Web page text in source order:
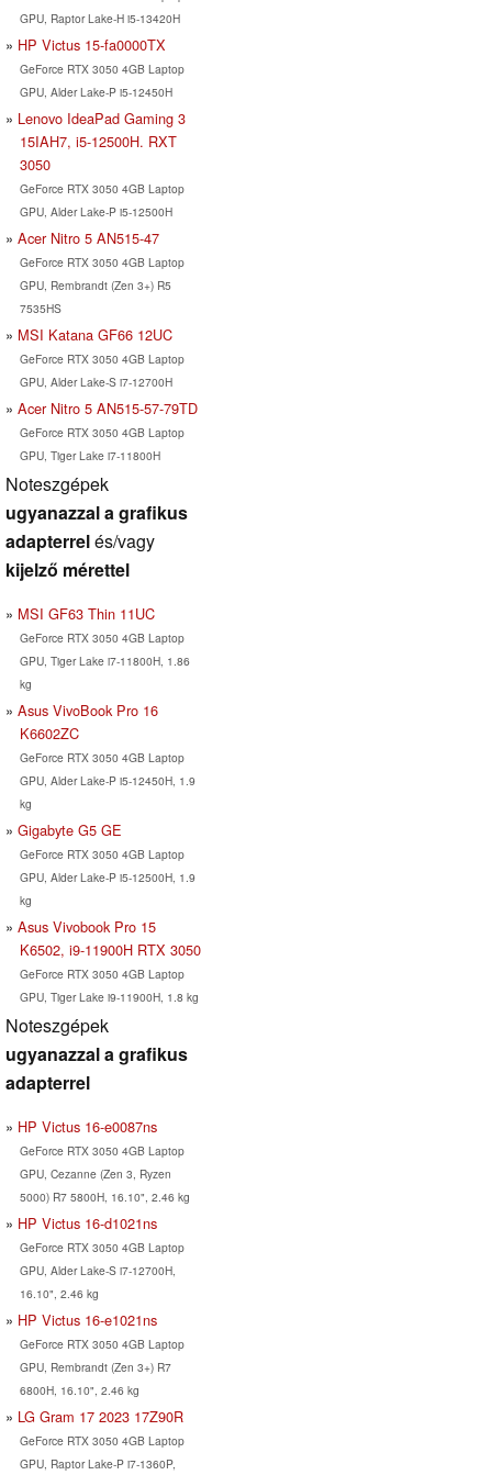
GPU, Raptor Lake-H i5-13420H
HP Victus 15-fa0000TX
GeForce RTX 3050 4GB Laptop
GPU, Alder Lake-P i5-12450H
Lenovo IdeaPad Gaming 3
15IAH7, i5-12500H. RXT
3050
GeForce RTX 3050 4GB Laptop
GPU, Alder Lake-P i5-12500H
Acer Nitro 5 AN515-47
GeForce RTX 3050 4GB Laptop
GPU, Rembrandt (Zen 3+) R5
7535HS
MSI Katana GF66 12UC
GeForce RTX 3050 4GB Laptop
GPU, Alder Lake-S i7-12700H
Acer Nitro 5 AN515-57-79TD
GeForce RTX 3050 4GB Laptop
GPU, Tiger Lake i7-11800H
Noteszgépek
ugyanazzal a grafikus
adapterrelés/vagy
kijelző mérettel
MSI GF63 Thin 11UC
GeForce RTX 3050 4GB Laptop
GPU, Tiger Lake i7-11800H, 1.86
kg
Asus VivoBook Pro 16
K6602ZC
GeForce RTX 3050 4GB Laptop
GPU, Alder Lake-P i5-12450H, 1.9
kg
Gigabyte G5 GE
GeForce RTX 3050 4GB Laptop
GPU, Alder Lake-P i5-12500H, 1.9
kg
Asus Vivobook Pro 15
K6502, i9-11900H RTX 3050
GeForce RTX 3050 4GB Laptop
GPU, Tiger Lake i9-11900H, 1.8 kg
Noteszgépek
ugyanazzal a grafikus
adapterrel
HP Victus 16-e0087ns
GeForce RTX 3050 4GB Laptop
GPU, Cezanne (Zen 3, Ryzen
5000) R7 5800H, 16.10", 2.46 kg
HP Victus 16-d1021ns
GeForce RTX 3050 4GB Laptop
GPU, Alder Lake-S i7-12700H,
16.10", 2.46 kg
HP Victus 16-e1021ns
GeForce RTX 3050 4GB Laptop
GPU, Rembrandt (Zen 3+) R7
6800H, 16.10", 2.46 kg
LG Gram 17 2023 17Z90R
GeForce RTX 3050 4GB Laptop
GPU, Raptor Lake-P i7-1360P,